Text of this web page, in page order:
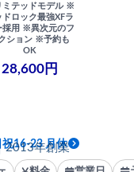
ミテッドモデル ※
ドロック最強XFラ
採用 ※異次元のフ
ション ※予約も
OK
28,600円
2013年創業
16-23 月休